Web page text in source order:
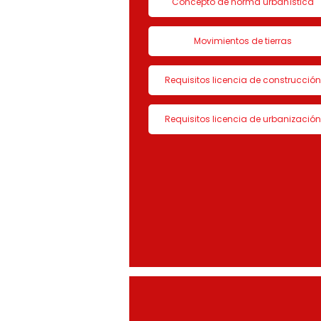
Movimientos de tierras
Requisitos licencia de construcción
Requisitos licencia de urbanización